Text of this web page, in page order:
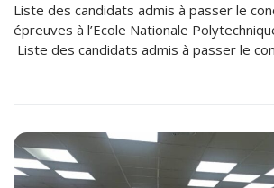
Liste des candidats admis à passer le
épreuves à l’Ecole Nationale
Liste des candidats admis à passer le